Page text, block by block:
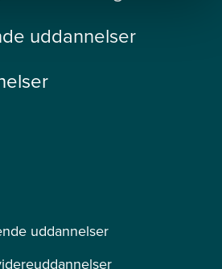
uddannelser
uddannelser